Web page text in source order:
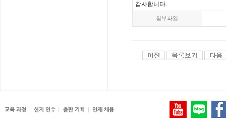
감사합니다.
첨부파일